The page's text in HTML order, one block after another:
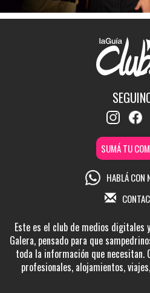
SUMÁ TU
HABLÁ CON
Este es el club de medios digitales
Galera, pensado para que
toda la información que necesitan.
profesionales, alojamientos,